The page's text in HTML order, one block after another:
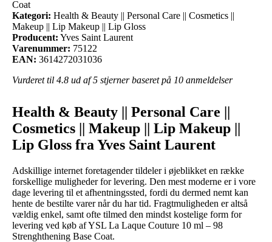
Coat
Kategori: Health & Beauty || Personal Care || Cosmetics ||
Makeup || Lip Makeup || Lip Gloss
Producent: Yves Saint Laurent
Varenummer: 75122
EAN: 3614272031036
Vurderet til 4.8 ud af 5 stjerner baseret på 10 anmeldelser
Health & Beauty || Personal Care ||
Cosmetics || Makeup || Lip Makeup ||
Lip Gloss fra Yves Saint Laurent
Adskillige internet foretagender tildeler i øjeblikket en række
forskellige muligheder for levering. Den mest moderne er i vore
dage levering til et afhentningssted, fordi du dermed nemt kan
hente de bestilte varer når du har tid. Fragtmuligheden er altså
vældig enkel, samt ofte tilmed den mindst kostelige form for
levering ved køb af YSL La Laque Couture 10 ml – 98
Strenghthening Base Coat.